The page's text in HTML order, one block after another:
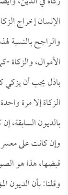
الإنسان إخراج
والراجح بالنسبة
الأموال، والزكاة
باذل يجب أن يزكي
الزكاة إلا مرة
بالديون السابقة،
وإن كانت على معسر
قبضها، هذا هو
وقلنا: بأن الديون